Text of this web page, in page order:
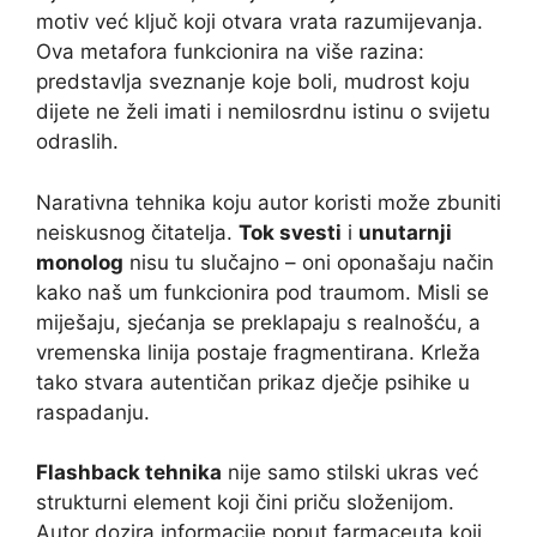
motiv već ključ koji otvara vrata razumijevanja.
Ova metafora funkcionira na više razina:
predstavlja sveznanje koje boli, mudrost koju
dijete ne želi imati i nemilosrdnu istinu o svijetu
odraslih.
Narativna tehnika koju autor koristi može zbuniti
neiskusnog čitatelja. Tok svesti i unutarnji
monolog nisu tu slučajno – oni oponašaju način
kako naš um funkcionira pod traumom. Misli se
miješaju, sjećanja se preklapaju s realnošću, a
vremenska linija postaje fragmentirana. Krleža
tako stvara autentičan prikaz dječje psihike u
raspadanju.
Flashback tehnika nije samo stilski ukras već
strukturni element koji čini priču složenijom.